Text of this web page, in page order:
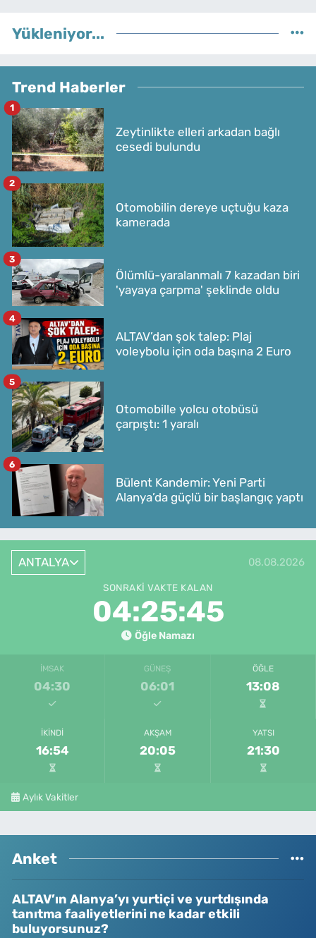
Yükleniyor...
Trend Haberler
Zeytinlikte elleri arkadan bağlı
cesedi bulundu
1
Otomobilin dereye uçtuğu kaza
kamerada
2
Ölümlü-yaralanmalı 7 kazadan biri
'yayaya çarpma' şeklinde oldu
3
ALTAV’dan şok talep: Plaj
voleybolu için oda başına 2 Euro
4
Otomobille yolcu otobüsü
çarpıştı: 1 yaralı
5
Bülent Kandemir: Yeni Parti
Alanya’da güçlü bir başlangıç yaptı
6
ANTALYA 08.08.2026
SONRAKI VAKTE KALAN
04:25:45
Öğle Namazı
İMSAK
04:30
GÜNEŞ
06:01
ÖĞLE
13:08
İKINDI
16:54
AKŞAM
20:05
YATSI
21:30
Aylık Vakitler
Anket
ALTAV’ın Alanya’yı yurtiçi ve yurtdışında
tanıtma faaliyetlerini ne kadar etkili
buluyorsunuz?